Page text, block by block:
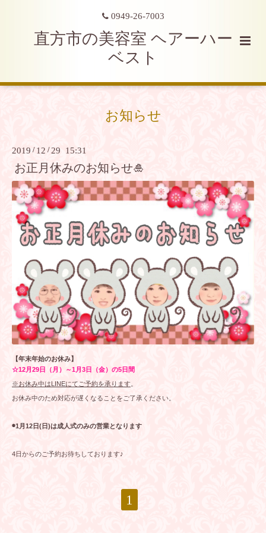
0949-26-7003
直方市の美容室 ヘアーハー
ベスト
お知らせ
2019 / 12 / 29 15:31
お正月休みのお知らせ🎍
【年末年始のお休み】
☆12月29日（月）～1月3日（金）の5日間
※お休み中はLINEにてご予約を承ります
お休み中のため対応が遅くなることをご了承ください。
◉1月12日(日)は成人式のみの営業となります
4日からのご予約お待ちしております♪
1